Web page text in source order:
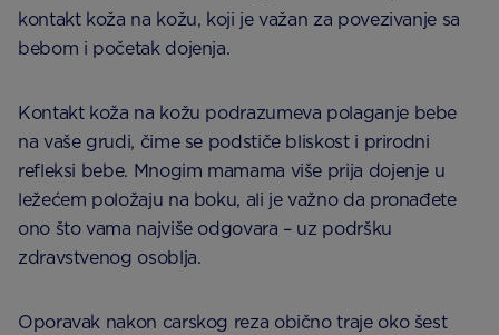
kontakt koža na kožu, koji je važan za povezivanje sa
bebom i početak dojenja.
Kontakt koža na kožu podrazumeva polaganje bebe
na vaše grudi, čime se podstiče bliskost i prirodni
refleksi bebe. Mnogim mamama više prija dojenje u
ležećem položaju na boku, ali je važno da pronađete
ono što vama najviše odgovara – uz podršku
zdravstvenog osoblja.
Oporavak nakon carskog reza obično traje oko šest